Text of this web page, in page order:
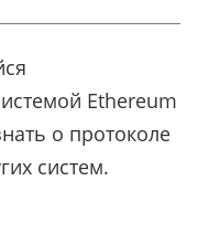
Ethereum
о протоколе
систем.